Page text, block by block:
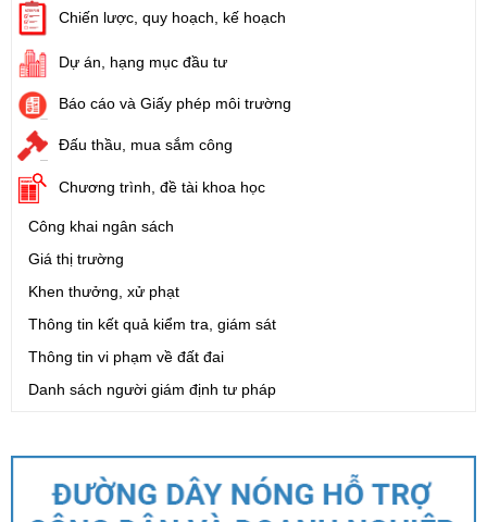
Chiến lược, quy hoạch, kế hoạch
Dự án, hạng mục đầu tư
Báo cáo và Giấy phép môi trường
Đấu thầu, mua sắm công
Chương trình, đề tài khoa học
Công khai ngân sách
Giá thị trường
Khen thưởng, xử phạt
Thông tin kết quả kiểm tra, giám sát
Thông tin vi phạm về đất đai
Danh sách người giám định tư pháp